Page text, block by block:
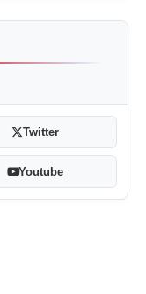
Twitter
Youtube